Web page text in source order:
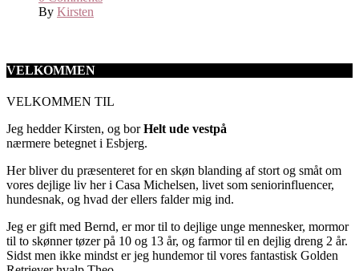
By Kirsten
VELKOMMEN
VELKOMMEN TIL
Jeg hedder Kirsten, og borHelt ude vestpå
nærmere betegnet i Esbjerg.
Her bliver du præsenteret for en skøn blanding af stort og småt om
vores dejlige liv her i Casa Michelsen, livet som seniorinfluencer,
hundesnak, og hvad der ellers falder mig ind.
Jeg er gift med Bernd, er mor til to dejlige unge mennesker, mormor
til to skønner tøzer på 10 og 13 år, og farmor til en dejlig dreng 2 år.
Sidst men ikke mindst er jeg hundemor til vores fantastisk Golden